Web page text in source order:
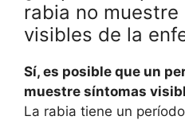
rabia no muestre
visibles de la
Sí, es posible que un
muestre síntomas
La rabia tiene un